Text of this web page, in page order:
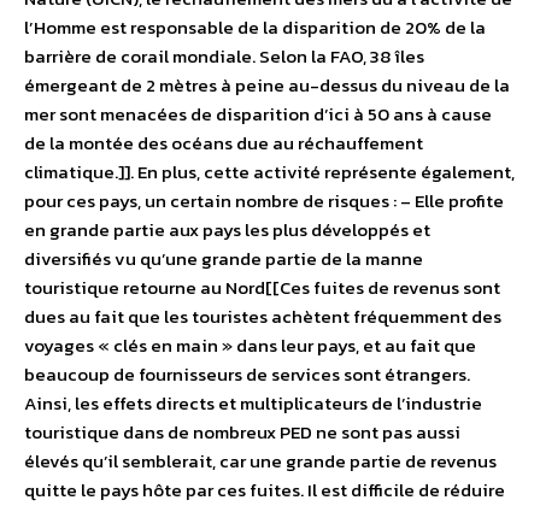
l’Homme est responsable de la disparition de 20% de la
barrière de corail mondiale. Selon la FAO, 38 îles
émergeant de 2 mètres à peine au-dessus du niveau de la
mer sont menacées de disparition d’ici à 50 ans à cause
de la montée des océans due au réchauffement
climatique.]]. En plus, cette activité représente également,
pour ces pays, un certain nombre de risques : – Elle profite
en grande partie aux pays les plus développés et
diversifiés vu qu’une grande partie de la manne
touristique retourne au Nord[[Ces fuites de revenus sont
dues au fait que les touristes achètent fréquemment des
voyages « clés en main » dans leur pays, et au fait que
beaucoup de fournisseurs de services sont étrangers.
Ainsi, les effets directs et multiplicateurs de l’industrie
touristique dans de nombreux PED ne sont pas aussi
élevés qu’il semblerait, car une grande partie de revenus
quitte le pays hôte par ces fuites. Il est difficile de réduire